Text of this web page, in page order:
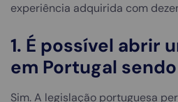
experiência adquirida com
1. É possível abrir
em Portugal
Sim. A legislação portuguesa